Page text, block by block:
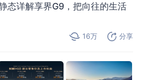
态详解享界G9，把向往的生活
16万 分享